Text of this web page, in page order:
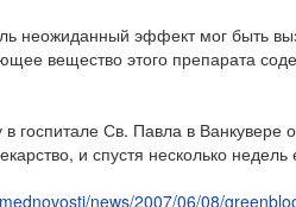
неожиданный эффект мог быть
вещество этого препарата
госпитале Св. Павла в
и спустя несколько
news/2007/06/08/